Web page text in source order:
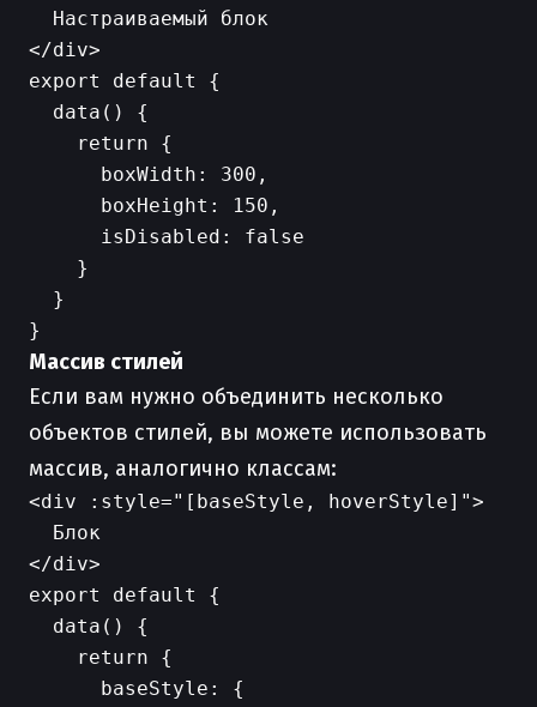
  Настраиваемый блок
export default {
  data() {
    return {
      boxWidth: 300,
      boxHeight: 150,
      isDisabled: false
    }
  }
Массив стилей
Если вам нужно объединить несколько
объектов стилей, вы можете использовать
массив, аналогично классам:
<div :style="[baseStyle, hoverStyle]">
  Блок
export default {
  data() {
    return {
      baseStyle: {